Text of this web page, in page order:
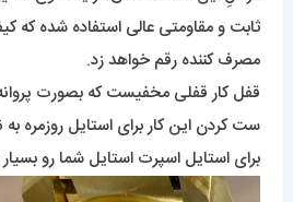
خود را دارد.
در کلِ این ساعت خاص، از یک نوع استیل
ثابت و مقاومتی عالی استفاده شده که
مصرف کننده رقم خواهد زد.
قفل کار قفلی مخفیست که بصورت پروانه
ست کردن این کار برای استایل روزمره به